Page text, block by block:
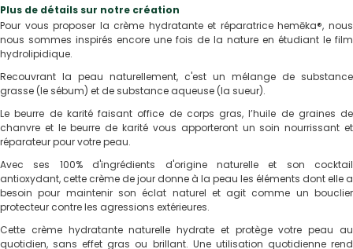
Plus de détails sur notre création
Pour vous proposer la crème hydratante et réparatrice hemēka®, nous
nous sommes inspirés encore une fois de la nature en étudiant le film
hydrolipidique.
Recouvrant la peau naturellement, c'est un mélange de substance
grasse (le sébum) et de substance aqueuse (la sueur).
Le beurre de karité faisant office de corps gras, l’huile de graines de
chanvre et le beurre de karité vous apporteront un soin nourrissant et
réparateur pour votre peau.
Avec ses 100% d'ingrédients d'origine naturelle et son cocktail
antioxydant, cette crème de jour donne à la peau les éléments dont elle a
besoin pour maintenir son éclat naturel et agit comme un bouclier
protecteur contre les agressions extérieures.
Cette crème hydratante naturelle hydrate et protège votre peau au
quotidien, sans effet gras ou brillant. Une utilisation quotidienne rend